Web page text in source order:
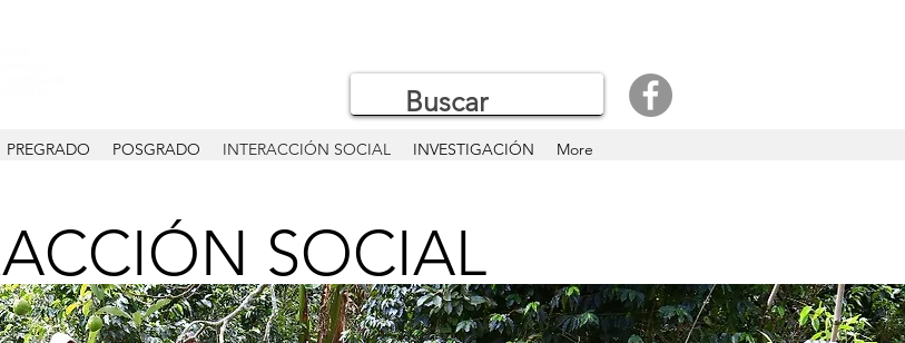
PREGRADO POSGRADO INTERACCIÓN SOCIAL INVESTIGACIÓN More
SOCIAL